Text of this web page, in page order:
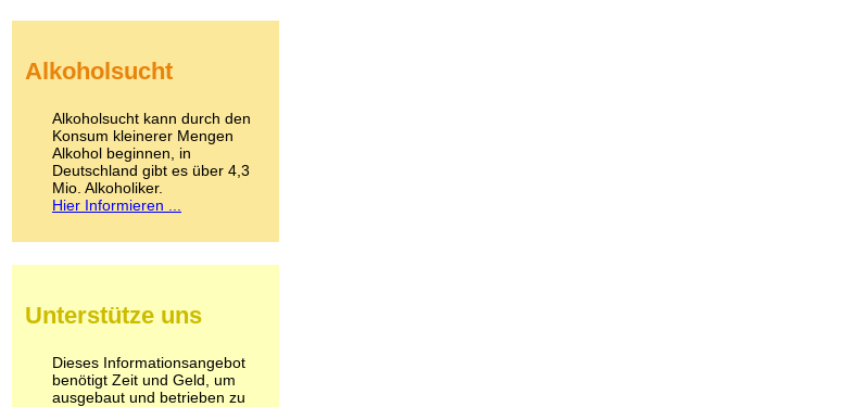
Kokain
LSD
Marihuana
Medikamente
Meskalin
Metamphetamin
Methadon
Pilze
Psychopharmaka
Schlafmittel
Schmerzmittel
Alkoholsucht
Alkoholsucht kann durch den
Konsum kleinerer Mengen
Alkohol beginnen, in
Deutschland gibt es über 4,3
Mio. Alkoholiker.
Hier Informieren ...
Unterstütze uns
Dieses Informationsangebot
benötigt Zeit und Geld, um
ausgebaut und betrieben zu